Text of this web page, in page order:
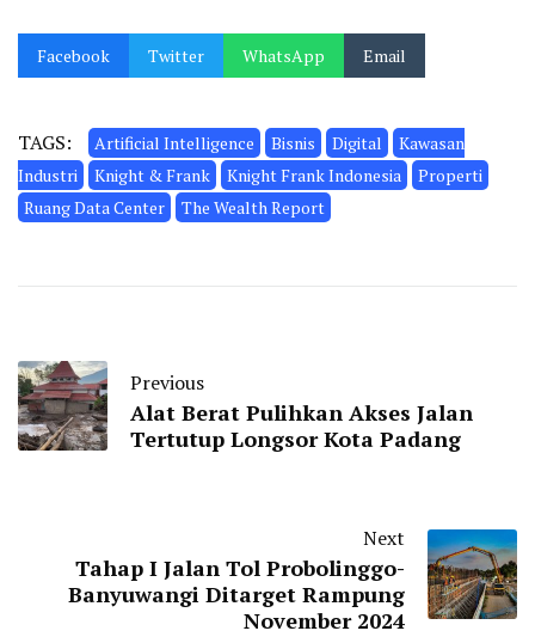
Facebook Twitter WhatsApp Email
TAGS: Artificial Intelligence Bisnis Digital
Kawasan
Industri
Knight & Frank Knight Frank Indonesia
Properti
Ruang Data Center
The Wealth Report
Previous
Alat Berat Pulihkan Akses Jalan
Tertutup Longsor Kota Padang
Next
Tahap I Jalan Tol Probolinggo-
Banyuwangi Ditarget Rampung
November 2024